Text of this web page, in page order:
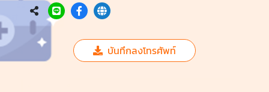
บันทึกลงโทรศัพท์